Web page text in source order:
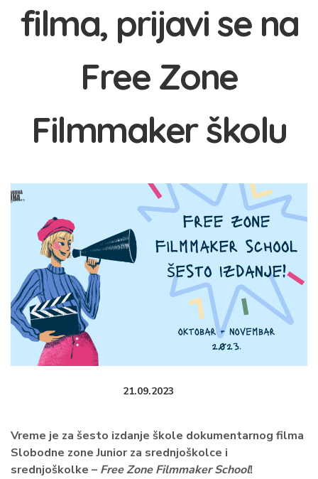
filma, prijavi se na
Free Zone
Filmmaker školu
21.09.2023
Vreme je za šesto izdanje škole dokumentarnog filma
Slobodne zone Junior za srednjoškolce i
srednjoškolke – Free Zone Filmmaker School!